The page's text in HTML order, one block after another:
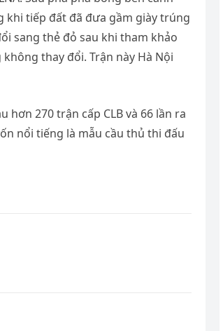
khi tiếp đất đã đưa gầm giày trúng
sang thẻ đỏ sau khi tham khảo
thay đổi. Trận này Hà Nội
270 trận cấp CLB và 66 lần ra
nổi tiếng là mẫu cầu thủ thi đấu